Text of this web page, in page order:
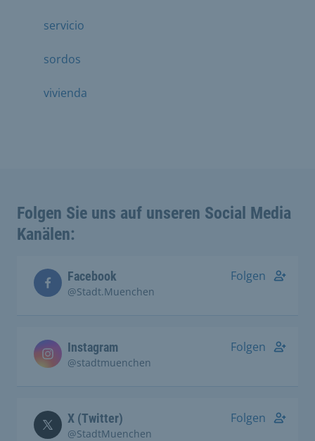
servicio
sordos
vivienda
Folgen Sie uns auf unseren Social Media
Kanälen:
Facebook
@Stadt.Muenchen
Folgen
Instagram
@stadtmuenchen
Folgen
X (Twitter)
@StadtMuenchen
Folgen